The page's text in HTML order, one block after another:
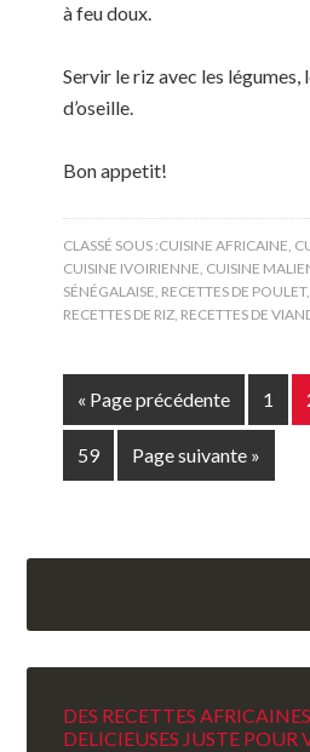
à feu doux.
Servir le riz avec les légumes,
d’oseille.
Bon appetit!
CLASSÉ SOUS :CUISINE AFRICAINE,
CUISINE IVOIRIENNE, CUISINE
SÉNÉGALAISE, RECETTES DE POULET,
RECETTES DE RIZ, RECETTES DE
« Page précédente 1
59 Page suivante »
DES RECETTES
DELICIEUSES JUSTE POUR